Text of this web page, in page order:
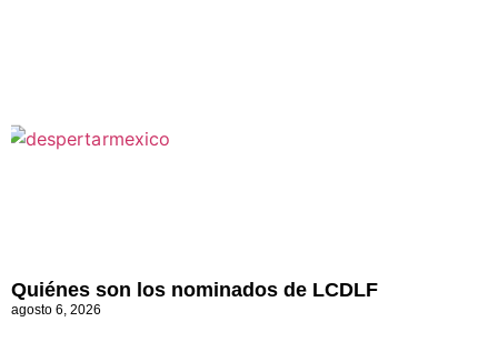
Quiénes son los nominados de LCDLF
agosto 6, 2026